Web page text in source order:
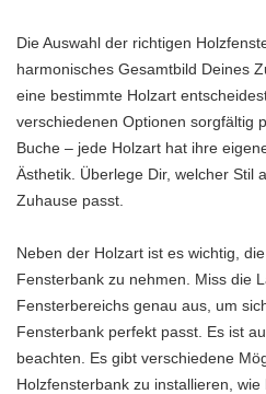
Die Auswahl der richtigen
harmonisches Gesamtbild Deines
eine bestimmte Holzart
verschiedenen Optionen sorgfältig
Buche – jede Holzart hat ihre
Ästhetik. Überlege Dir, welcher Stil
Zuhause passt.
Neben der Holzart ist es wichtig,
Fensterbank zu nehmen. Miss die
Fensterbereichs genau aus, um
Fensterbank perfekt passt. Es ist
beachten. Es gibt verschiedene
Holzfensterbank zu installieren,